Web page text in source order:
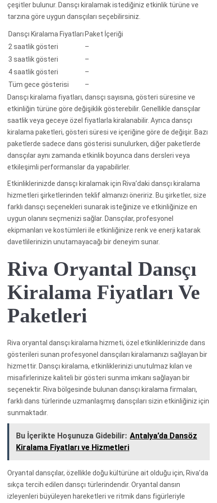
çeşitler bulunur. Dansçı kiralamak istediğiniz etkinlik türüne ve
tarzına göre uygun dansçıları seçebilirsiniz.
Dansçı Kiralama FiyatlarıPaket İçeriği
2 saatlik gösteri
–
3 saatlik gösteri
–
4 saatlik gösteri
–
Tüm gece gösterisi
–
Dansçı kiralama fiyatları, dansçı sayısına, gösteri süresine ve
etkinliğin türüne göre değişiklik gösterebilir. Genellikle dansçılar
saatlik veya geceye özel fiyatlarla kiralanabilir. Ayrıca dansçı
kiralama paketleri, gösteri süresi ve içeriğine göre de değişir. Bazı
paketlerde sadece dans gösterisi sunulurken, diğer paketlerde
dansçılar aynı zamanda etkinlik boyunca dans dersleri veya
etkileşimli performanslar da yapabilirler.
Etkinliklerinizde dansçı kiralamak için Riva’daki dansçı kiralama
hizmetleri şirketlerinden teklif almanızı öneririz. Bu şirketler, size
farklı dansçı seçenekleri sunarak isteğinize ve etkinliğinize en
uygun olanını seçmenizi sağlar. Dansçılar, profesyonel
ekipmanları ve kostümleri ile etkinliğinize renk ve enerji katarak
davetlilerinizin unutamayacağı bir deneyim sunar.
Riva Oryantal Dansçı
Kiralama Fiyatları Ve
Paketleri
Riva oryantal dansçı kiralama hizmeti, özel etkinliklerinizde dans
gösterileri sunan profesyonel dansçıları kiralamanızı sağlayan bir
hizmettir. Dansçı kiralama, etkinliklerinizi unutulmaz kılan ve
misafirlerinize kaliteli bir gösteri sunma imkanı sağlayan bir
seçenektir. Riva bölgesinde bulunan dansçı kiralama firmaları,
farklı dans türlerinde uzmanlaşmış dansçıları sizin etkinliğiniz için
sunmaktadır.
Bu İçerikte Hoşunuza Gidebilir: Antalya’da Dansöz
Kiralama Fiyatları ve Hizmetleri
Oryantal dansçılar, özellikle doğu kültürüne ait olduğu için, Riva’da
sıkça tercih edilen dansçı türlerindendir. Oryantal dansın
izleyenleri büyüleyen hareketleri ve ritmik dans figürleriyle